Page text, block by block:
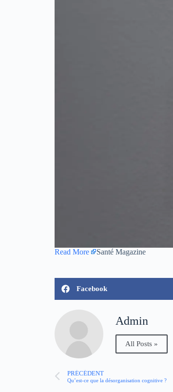
Read More Santé Magazine
Facebook
Admin
All Posts »
PRÉCÉDENT
Qu’est-ce que la désorganisation cognitive ?